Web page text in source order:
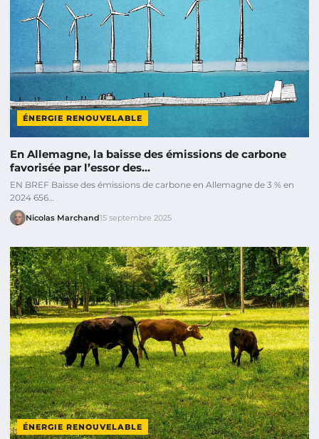
ÉNERGIE RENOUVELABLE
En Allemagne, la baisse des émissions de carbone
favorisée par l’essor des…
EN BREF Baisse des émissions de carbone en Allemagne de 3 % en
2024 656…
Nicolas Marchand15 septembre 2025
ÉNERGIE RENOUVELABLE